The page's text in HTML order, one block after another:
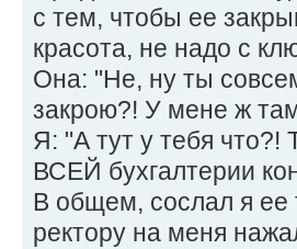
с тем, чтобы ее
красота, не надо с
Она: "Не, ну ты
закрою?! У мене ж
Я: "А тут у тебя что?!
ВСЕЙ бухгалтерии
В общем, сослал я ее
ректору на меня